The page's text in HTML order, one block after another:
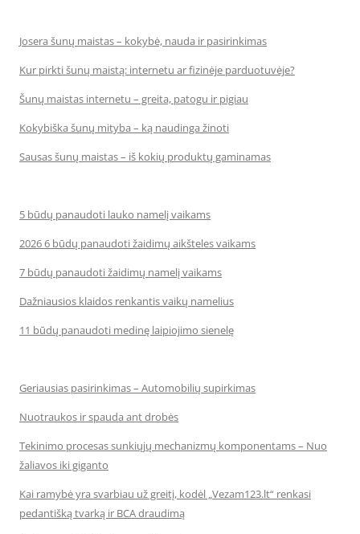
Josera šunų maistas – kokybė, nauda ir pasirinkimas
Kur pirkti šunų maistą: internetu ar fizinėje parduotuvėje?
Šunų maistas internetu – greita, patogu ir pigiau
Kokybiška šunų mityba – ką naudinga žinoti
Sausas šunų maistas – iš kokių produktų gaminamas
5 būdų panaudoti lauko namelį vaikams
2026 6 būdų panaudoti žaidimų aikšteles vaikams
7 būdų panaudoti žaidimų namelį vaikams
Dažniausios klaidos renkantis vaikų namelius
11 būdų panaudoti medinę laipiojimo sienelę
Geriausias pasirinkimas – Automobilių supirkimas
Nuotraukos ir spauda ant drobės
Tekinimo procesas sunkiųjų mechanizmų komponentams – Nuo
žaliavos iki giganto
Kai ramybė yra svarbiau už greitį, kodėl „Vezam123.lt“ renkasi
pedantišką tvarką ir BCA draudimą